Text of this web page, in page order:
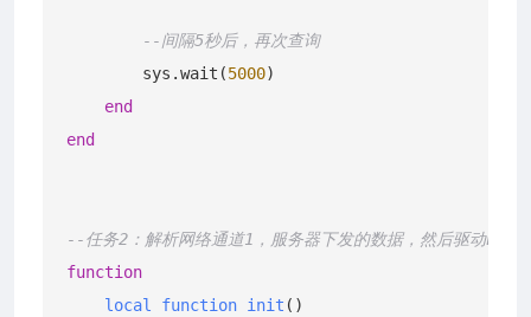
--间隔5秒后，再次查询
        sys.wait(
5000)
end
end
--任务2：解析网络通道1，服务器下发的数据，然后驱动LCD
function
local
function init ()